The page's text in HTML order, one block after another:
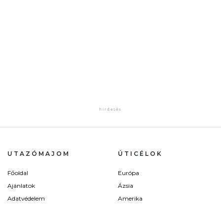
UTAZÓMAJOM
Főoldal
Ajánlatok
Adatvédelem
ÚTICÉLOK
Európa
Ázsia
Amerika